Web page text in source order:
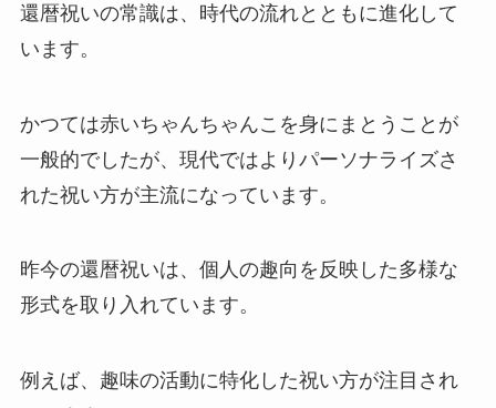
還暦祝いの常識は、時代の流れとともに進化して
います。
かつては赤いちゃんちゃんこを身にまとうことが
一般的でしたが、現代ではよりパーソナライズさ
れた祝い方が主流になっています。
昨今の還暦祝いは、個人の趣向を反映した多様な
形式を取り入れています。
例えば、 趣味の活動に特化した祝い方が注目され